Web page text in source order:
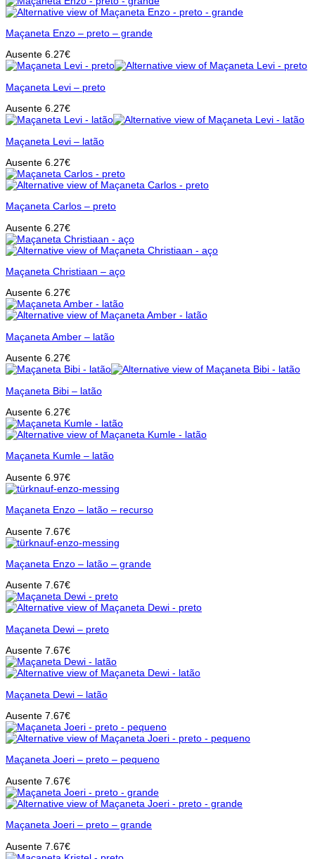
Maçaneta Enzo – preto – grande
Ausente 6.27€
Maçaneta Levi – preto
Ausente 6.27€
Maçaneta Levi – latão
Ausente 6.27€
Maçaneta Carlos – preto
Ausente 6.27€
Maçaneta Christiaan – aço
Ausente 6.27€
Maçaneta Amber – latão
Ausente 6.27€
Maçaneta Bibi – latão
Ausente 6.27€
Maçaneta Kumle – latão
Ausente 6.97€
Maçaneta Enzo – latão – recurso
Ausente 7.67€
Maçaneta Enzo – latão – grande
Ausente 7.67€
Maçaneta Dewi – preto
Ausente 7.67€
Maçaneta Dewi – latão
Ausente 7.67€
Maçaneta Joeri – preto – pequeno
Ausente 7.67€
Maçaneta Joeri – preto – grande
Ausente 7.67€